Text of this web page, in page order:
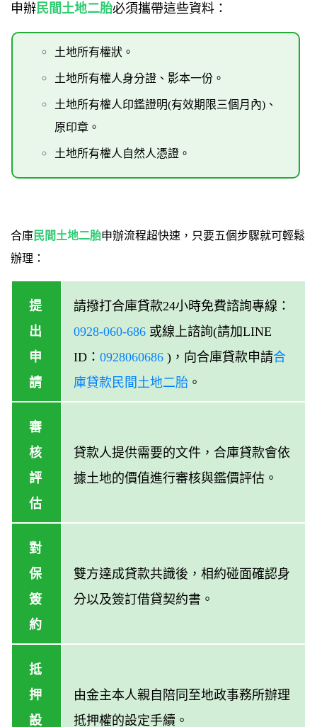
申辦 民間土地二胎必須攜帶這些資料：
土地所有權狀。
土地所有權人身分證、影本一份。
土地所有權人印鑑證明(有效期限三個月內)、
原印章。
土地所有權人自然人憑證。
合庫民間土地二胎申辦流程超快速，只要五個步驟就可輕鬆
辦理：
提
出
申
請
請撥打合庫貸款24小時免費諮詢專線：
0928-060-686 或線上諮詢(請加LINE
ID： 0928060686 )，向合庫貸款申請合
庫貸款民間土地二胎 。
審
核
評
估
貸款人提供需要的文件，合庫貸款會依
據土地的價值進行審核與鑑價評估。
對
保
簽
約
雙方達成貸款共識後，相約碰面確認身
分以及簽訂借貸契約書。
抵
押
設
由金主本人親自陪同至地政事務所辦理
抵押權的設定手續。